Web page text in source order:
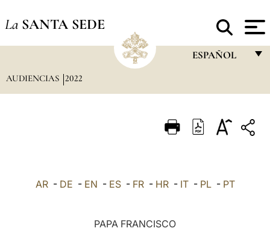
La SANTA SEDE
ESPAÑOL
ITALIANO
AUDIENCIAS 2022
AR- DE - EN - ES- FR- HR- IT- PL- PT
PAPA FRANCISCO